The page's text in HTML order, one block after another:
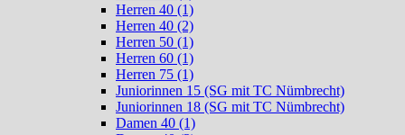
Herren 40 (1)
Herren 40 (2)
Herren 50 (1)
Herren 60 (1)
Herren 75 (1)
Juniorinnen 15 (SG mit TC Nümbrecht)
Juniorinnen 18 (SG mit TC Nümbrecht)
Damen 40 (1)